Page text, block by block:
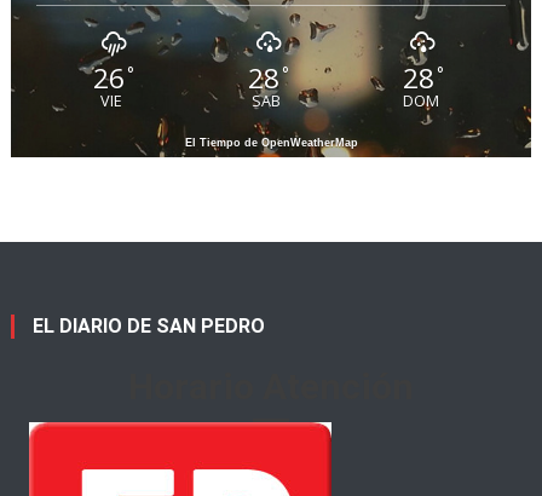
26°
VIE
28 °
SAB
28°
DOM
El Tiempo de OpenWeatherMap
EL DIARIO DE SAN PEDRO